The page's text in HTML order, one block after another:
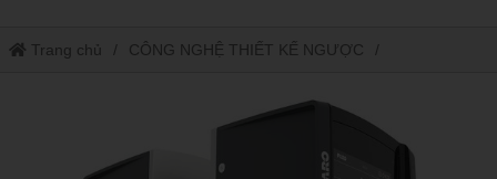
Trang chủ CÔNG NGHỆ THIẾT KẾ NGƯỢC
Máy quét laser 3 chiều - faro laser scanner focus s 350